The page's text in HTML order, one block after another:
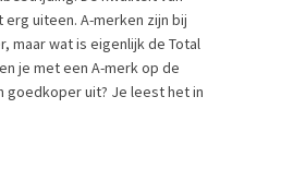
uiteen. A-merken zijn bij
maar wat is eigenlijk de Total
je met een A-merk op de
goedkoper uit? Je leest het in